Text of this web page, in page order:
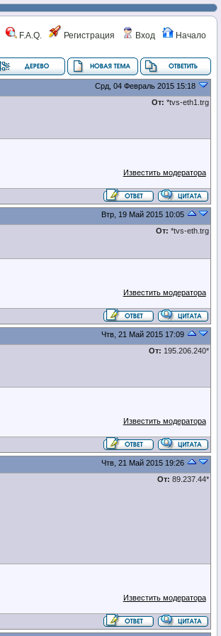
F.A.Q. Регистрация Вход
Начало
Срд, 04 Февраль 2015 15:18
От: *tvs-eth1.trg
Известить модератора
Втр, 19 Май 2015 10:05
От: *tvs-eth.trg
Известить модератора
Чтв, 21 Май 2015 17:09
От: 195.206.240*
Известить модератора
Чтв, 21 Май 2015 19:26
От: 89.237.44*
Известить модератора